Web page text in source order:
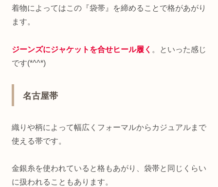
着物によってはこの『袋帯』を締めることで格があがり
ます。
ジーンズにジャケットを合せヒール履く 。といった感じ
です(*^^*)
名古屋帯
織りや柄によって幅広くフォーマルからカジュアルまで
使える帯です。
金銀糸を使われていると格もあがり、袋帯と同じくらい
に扱われることもあります。